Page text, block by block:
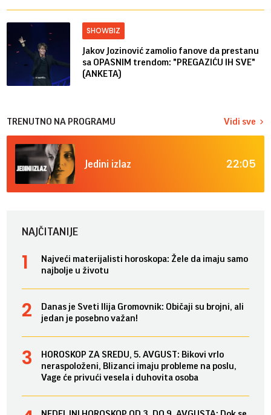
SHOWBIZ
Jakov Jozinović zamolio fanove da prestanu
sa OPASNIM trendom: "PREGAZIĆU IH SVE"
(ANKETA)
TRENUTNO NA PROGRAMU Vidi sve
Jedini izlaz 22:05
NAJČITANIJE
Najveći materijalisti horoskopa: Žele da imaju samo
najbolje u životu
Danas je Sveti Ilija Gromovnik: Običaji su brojni, ali
jedan je posebno važan!
HOROSKOP ZA SREDU, 5. AVGUST: Bikovi vrlo
neraspoloženi, Blizanci imaju probleme na poslu,
Vage će privući vesela i duhovita osoba